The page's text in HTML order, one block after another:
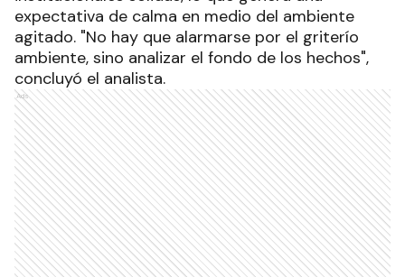
expectativa de calma en medio del ambiente
agitado. "No hay que alarmarse por el griterío
ambiente, sino analizar el fondo de los hechos",
concluyó el analista.
Ads